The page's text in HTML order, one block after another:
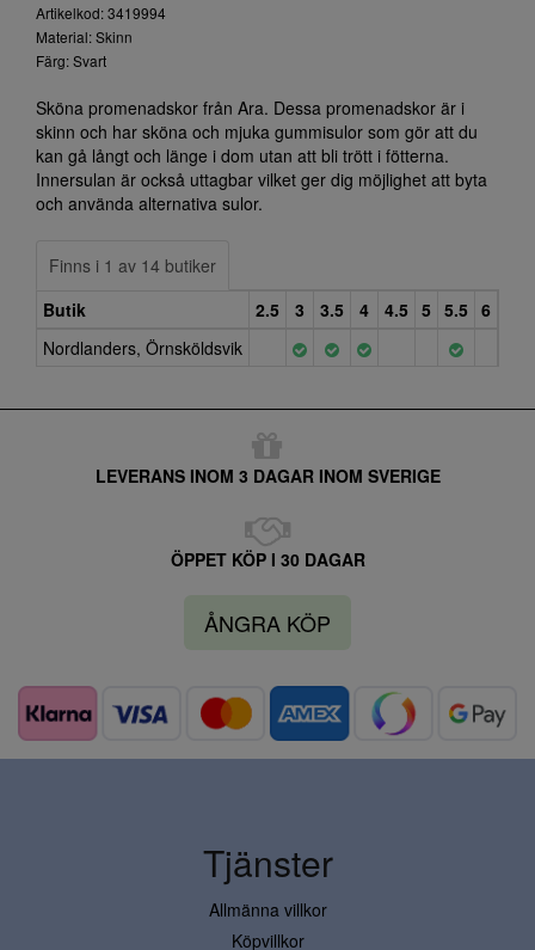
Artikelkod: 3419994
Material: Skinn
Färg: Svart
Sköna promenadskor från Ara. Dessa promenadskor är i
skinn och har sköna och mjuka gummisulor som gör att du
kan gå långt och länge i dom utan att bli trött i fötterna.
Innersulan är också uttagbar vilket ger dig möjlighet att byta
och använda alternativa sulor.
Finns i 1 av 14 butiker
Butik
2.5 3 3.5 4 4.5 5 5.5 6
Nordlanders, Örnsköldsvik
LEVERANS INOM 3 DAGAR INOM SVERIGE
ÖPPET KÖP I 30 DAGAR
ÅNGRA KÖP
Tjänster
Allmänna villkor
Köpvillkor